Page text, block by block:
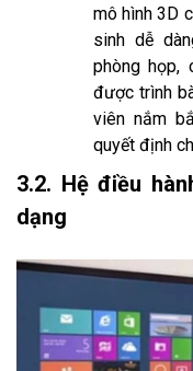
mô hình 3D
sinh dễ
phòng họp,
được trình
viên nắm
quyết định
3.2. Hệ điều
dạng